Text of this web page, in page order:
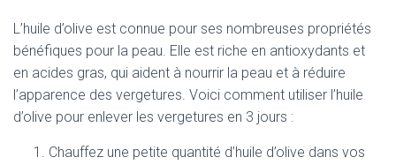
L’huile d’olive est connue pour ses nombreuses propriétés
bénéfiques pour la peau. Elle est riche en antioxydants et
en acides gras, qui aident à nourrir la peau et à réduire
l’apparence des vergetures. Voici comment utiliser l’huile
d’olive pour enlever les vergetures en 3 jours :
Chauffez une petite quantité d’huile d’olive dans vos